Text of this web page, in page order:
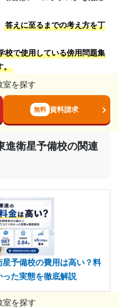
答えに至るまでの考え方を丁
校で使用している傍用問題集
。
室を探す
無料 資料請求
進衛星予備校の関連
予備校の費用は高い？料
た実態を徹底解説
室を探す